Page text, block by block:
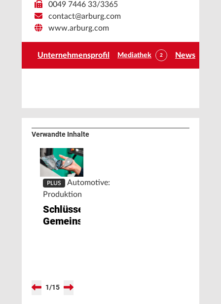
0049 7446 33/3365
contact@arburg.com
www.arburg.com
Unternehmensprofil Mediathek 2 News
Verwandte Inhalte
PLUS
Automotive:
Produktion
Schlüsselfertige
Gemeinschaftsleistung
1/15